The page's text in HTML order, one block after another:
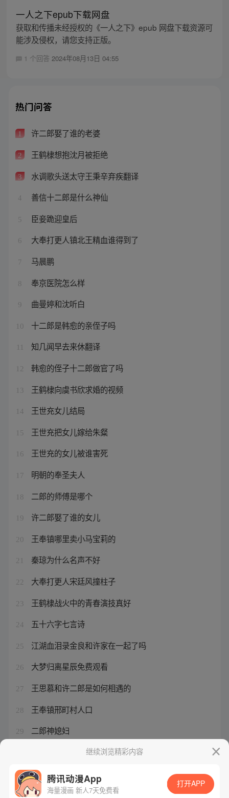
一人之下epub下载网盘
获取和传播未经授权的《一人之下》epub 网盘下载资源可
能涉及侵权，请您支持正版。
1 个回答 2024年08月13日 04:55
热门问答
1 许二郎娶了谁的老婆
2 王鹤棣想抱沈月被拒绝
3 水调歌头送太守王秉辛弃疾翻译
4 善信十二郎是什么神仙
5 臣妾跪迎皇后
6 大奉打更人镇北王精血谁得到了
7 马晨鹏
8 奉京医院怎么样
9 曲曼婷和沈听白
10 十二郎是韩愈的亲侄子吗
知几闻早去来休翻译
12 韩愈的侄子十二郎做官了吗
13 王鹤棣向虞书欣求婚的视频
14 王世充女儿结局
15 王世充把女儿嫁给朱粲
16 王世充的女儿被谁害死
17 明朝的奉圣夫人
18 二郎的师傅是哪个
19 许二郎娶了谁的女儿
20 王奉镇哪里卖小马宝莉的
21 秦琼为什么名声不好
22 大奉打更人宋廷风撞柱子
23 王鹤棣战火中的青春演技真好
24 五十六字七言诗
25 江湖血泪录金良和许家在一起了吗
26 大梦归离星辰免费观看
27 王思慕和许二郎是如何相遇的
28 王奉镇邢町村人口
29 二郎神媳妇
继续浏览精彩内容
腾讯动漫App
海量漫画 新人7天免费看
打开APP